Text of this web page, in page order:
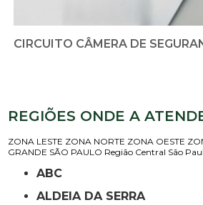
CIRCUITO CÂMERA DE
REGIÕES ONDE A
ZONA LESTE ZONA NORTE ZONA OESTE
GRANDE SÃO PAULO Região Central São
ABC
ALDEIA DA SERRA